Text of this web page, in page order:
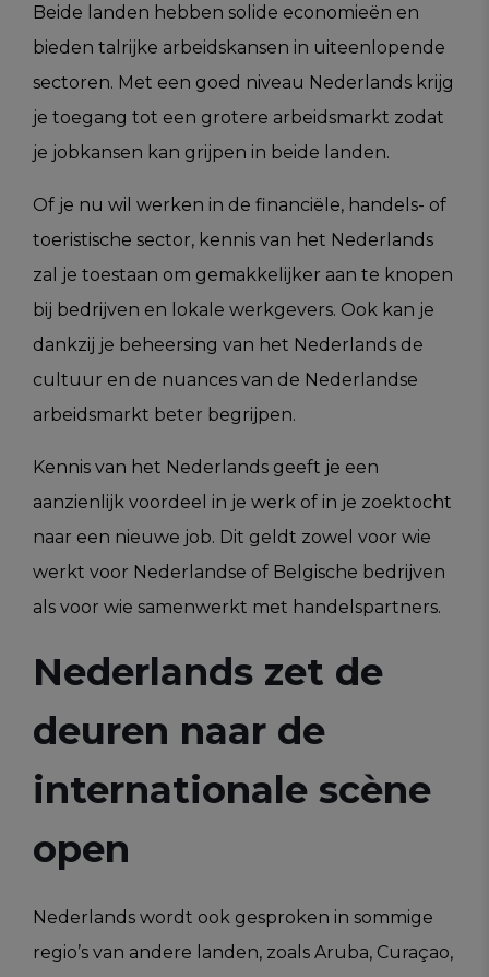
Beide landen hebben solide economieën en
bieden talrijke arbeidskansen in uiteenlopende
sectoren. Met een goed niveau Nederlands krijg
je toegang tot een grotere arbeidsmarkt zodat
je jobkansen kan grijpen in beide landen.
Of je nu wil werken in de financiële, handels- of
toeristische sector, kennis van het Nederlands
zal je toestaan om gemakkelijker aan te knopen
bij bedrijven en lokale werkgevers. Ook kan je
dankzij je beheersing van het Nederlands de
cultuur en de nuances van de Nederlandse
arbeidsmarkt beter begrijpen.
Kennis van het Nederlands geeft je een
aanzienlijk voordeel in je werk of in je zoektocht
naar een nieuwe job. Dit geldt zowel voor wie
werkt voor Nederlandse of Belgische bedrijven
als voor wie samenwerkt met handelspartners.
Nederlands zet de
deuren naar de
internationale scène
open
Nederlands wordt ook gesproken in sommige
regio’s van andere landen, zoals Aruba, Curaçao,